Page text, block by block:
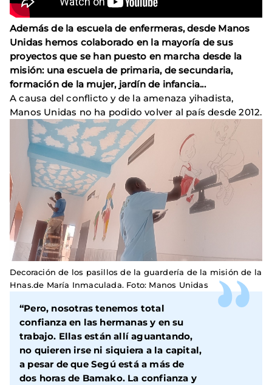
Además de la escuela de enfermeras, desde Manos
Unidas hemos colaborado en la mayoría de sus
proyectos que se han puesto en marcha desde la
misión: una escuela de primaria, de secundaria,
formación de la mujer, jardín de infancia...
A causa del conflicto y de la amenaza yihadista,
Manos Unidas no ha podido volver al país desde 2012.
Decoración de los pasillos de la guardería de la misión de la
Hnas.de María Inmaculada. Foto: Manos Unidas
“Pero, nosotras tenemos total
confianza en las hermanas y en su
trabajo. Ellas están allí aguantando,
no quieren irse ni siquiera a la capital,
a pesar de que Segú está a más de
dos horas de Bamako. La confianza y